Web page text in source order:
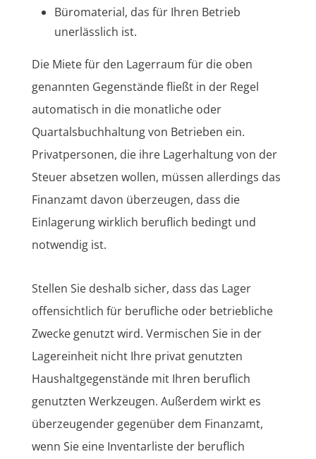
Büromaterial, das für Ihren Betrieb
unerlässlich ist.
Die Miete für den Lagerraum für die oben
genannten Gegenstände fließt in der Regel
automatisch in die monatliche oder
Quartalsbuchhaltung von Betrieben ein.
Privatpersonen, die ihre Lagerhaltung von der
Steuer absetzen wollen, müssen allerdings das
Finanzamt davon überzeugen, dass die
Einlagerung wirklich beruflich bedingt und
notwendig ist.
Stellen Sie deshalb sicher, dass das Lager
offensichtlich für berufliche oder betriebliche
Zwecke genutzt wird. Vermischen Sie in der
Lagereinheit nicht Ihre privat genutzten
Haushaltgegenstände mit Ihren beruflich
genutzten Werkzeugen. Außerdem wirkt es
überzeugender gegenüber dem Finanzamt,
wenn Sie eine Inventarliste der beruflich